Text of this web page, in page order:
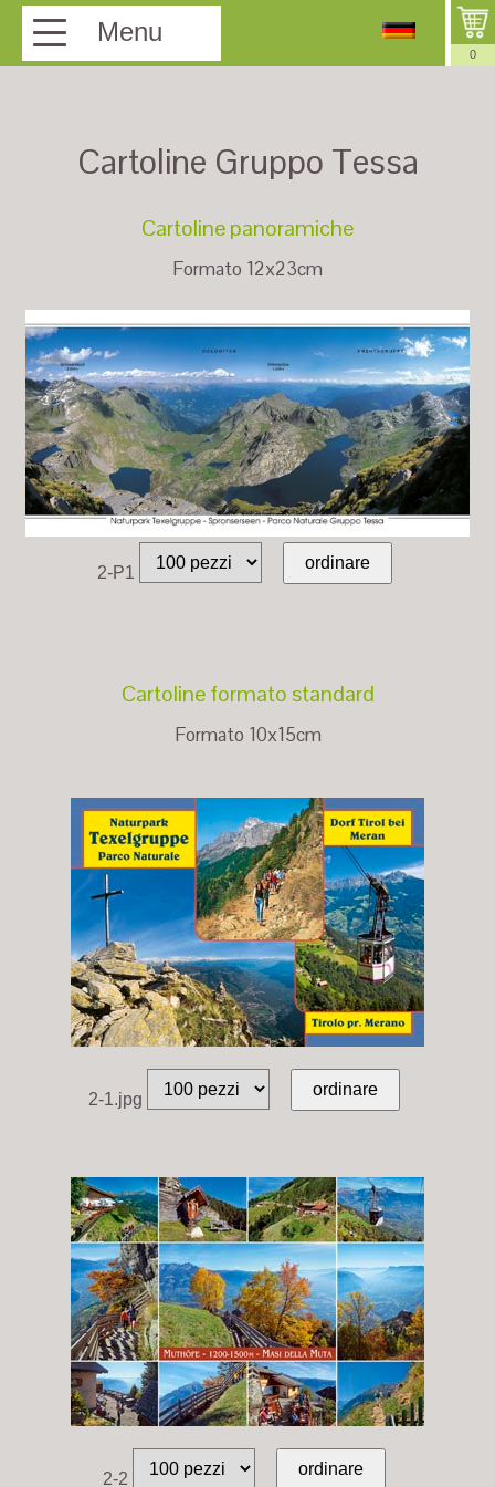
Menu
0
Cartoline Gruppo Tessa
Cartoline panoramiche
Formato 12x23cm
2-P1
Cartoline formato standard
Formato 10x15cm
2-1.jpg
2-2